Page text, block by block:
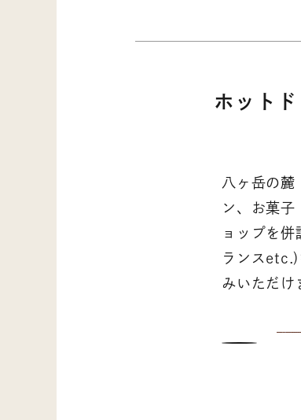
ホット
八ヶ岳の
ン、お菓
ョップを
ランスetc.)
みいただけ